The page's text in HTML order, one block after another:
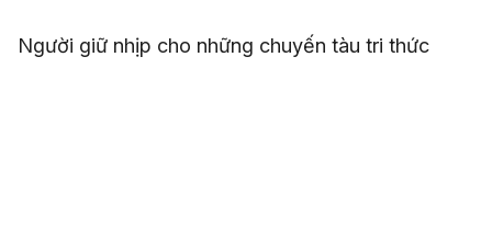
Người giữ nhịp cho những chuyến tàu tri thức